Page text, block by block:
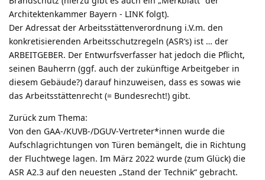
Architektenkammer Bayern - LINK folgt).
Der Adressat der Arbeitsstättenverordnung i.V.m. den
konkretisierenden Arbeitsschutzregeln (ASR‘s) ist … der
ARBEITGEBER. Der Entwurfsverfasser hat jedoch die Pflicht,
seinen Bauherrn (ggf. auch der zukünftige Arbeitgeber in
diesem Gebäude?) darauf hinzuweisen, dass es sowas wie
das Arbeitsstättenrecht (= Bundesrecht!) gibt.
Zurück zum Thema:
Von den GAA-/KUVB-/DGUV-Vertreter*innen wurde die
Aufschlagrichtungen von Türen bemängelt, die in Richtung
der Fluchtwege lagen. Im März 2022 wurde (zum Glück) die
ASR A2.3 auf den neuesten „Stand der Technik“ gebracht.